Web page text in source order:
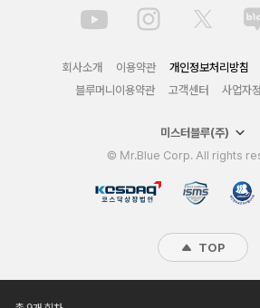
회사소개 이용약관 개인정보처리방침
블루머니이용약관
고객센터 사업자
미스터블루(주)
© Mr.Blue Corp. All rights
TOP